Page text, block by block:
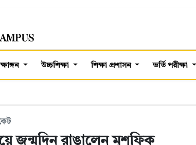
উচ্চশিক্ষা শিক্ষা প্রশাসন ভর্তি পরীক্ষা
জন্মদিন রাঙালেন মুশফিক